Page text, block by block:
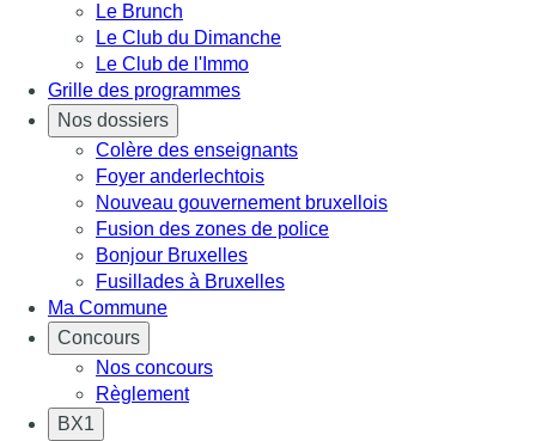
Le Brunch
Le Club du Dimanche
Le Club de l'Immo
Grille des programmes
Nos dossiers
Colère des enseignants
Foyer anderlechtois
Nouveau gouvernement bruxellois
Fusion des zones de police
Bonjour Bruxelles
Fusillades à Bruxelles
Ma Commune
Concours
Nos concours
Règlement
BX1